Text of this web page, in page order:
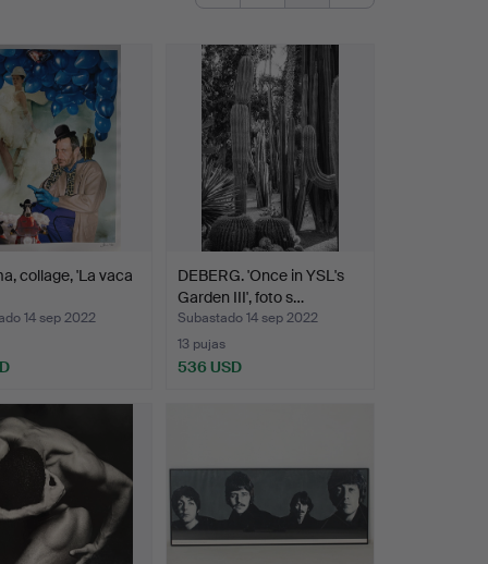
collage, 'La vaca
14 sep 2022
DEBERG. 'Once in YSL's
Garden III', foto s…
Subastado 14 sep 2022
13 pujas
536 USD